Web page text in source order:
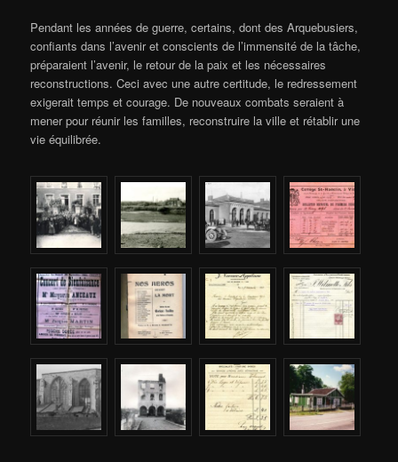
Pendant les années de guerre, certains, dont des Arquebusiers,
confiants dans l’avenir et conscients de l’immensité de la tâche,
préparaient l’avenir, le retour de la paix et les nécessaires
reconstructions. Ceci avec une autre certitude, le redressement
exigerait temps et courage. De nouveaux combats seraient à
mener pour réunir les familles, reconstruire la ville et rétablir une
vie équilibrée.